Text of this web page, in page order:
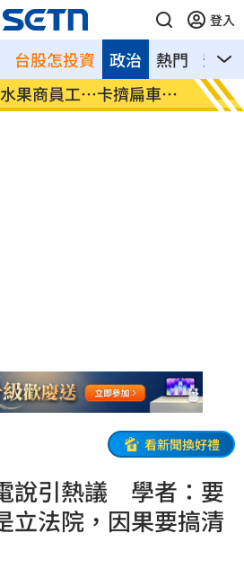
登入
台股怎投資 熱門 影音
政治
果商員工…卡擠扁車頭
陳妍
看新聞換好禮
說引熱議 學者：要
立法院，因果要搞清